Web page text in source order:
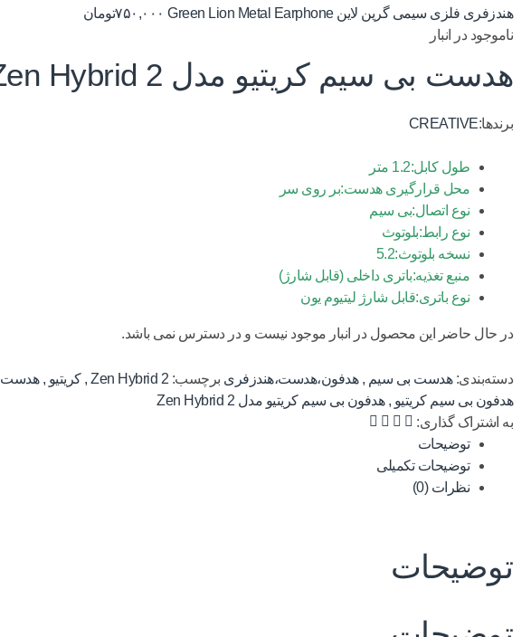
هندزفری فلزی سیمی گرین لاین Green Lion Metal Earphone ۷۵۰,۰۰۰تومان
ناموجود در انبار
هدست بی سیم کریتیو مدل Creative Zen Hybrid 2
برندها:CREATIVE
طول کابل:1.2 متر
محل قرارگیری هدست:بر روی سر
نوع اتصال:بی سیم
نوع رابط:بلوتوث
نسخه بلوتوث:5.2
منبع تغذیه:باتری داخلی (قابل شارژ)
نوع باتری:قابل شارژ لیتیوم یون
در حال حاضر این محصول در انبار موجود نیست و در دسترس نمی باشد.
دسته‌بندی:هدست بی سیم ,هدفون،هدست،هندزفری برچسب: Zen Hybrid 2
,کریتیو ,هدست
هدفون بی سیم کریتیو ,هدفون بی سیم کریتیو مدل Zen Hybrid 2
به اشتراک گذاری:
توضیحات
توضیحات تکمیلی
نظرات (0)
توضیحات